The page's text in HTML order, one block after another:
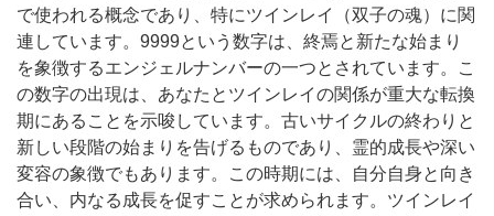
で使われる概念であり、特にツインレイ（双子の魂）に関
連しています。9999という数字は、終焉と新たな始まり
を象徴するエンジェルナンバーの一つとされています。こ
の数字の出現は、あなたとツインレイの関係が重大な転換
期にあることを示唆しています。古いサイクルの終わりと
新しい段階の始まりを告げるものであり、霊的成長や深い
変容の象徴でもあります。この時期には、自分自身と向き
合い、内なる成長を促すことが求められます。ツインレイ